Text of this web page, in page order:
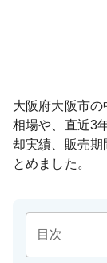
大阪府大阪市の
相場や、直近3
却実績、販売期
とめました。
目次